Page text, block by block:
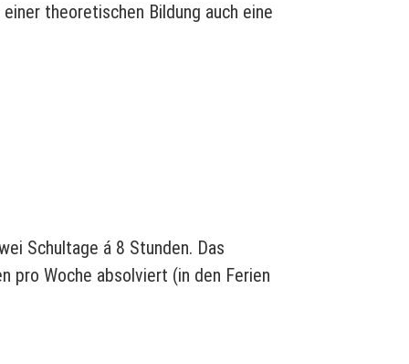
theoretischen Bildung auch eine
Schultage á 8 Stunden. Das
pro Woche absolviert (in den Ferien